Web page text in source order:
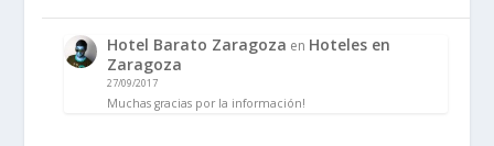
Hotel Barato Zaragoza en Hoteles en
Zaragoza
27/09/2017
Muchas gracias por la información!